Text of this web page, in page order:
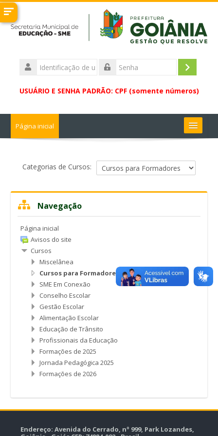
Ir
para
Identificação
de
Acessar
USUÁRIO E SENHA PADRÃO: CPF (somente números)
Página inicial
Buscar
Categorias de Cursos:
NavegaçãoNavegação
Página inicial
Avisos do site
Cursos
Miscelânea
Cursos para Formadores
SME Em Conexão
Conselho Escolar
Gestão Escolar
Alimentação Escolar
Educação de Trânsito
Profissionais da Educação
Formações de 2025
Jornada Pedagógica 2025
Formações de 2026
Endereço: Avenida do Cerrado, nº 999, Park Lozandes,